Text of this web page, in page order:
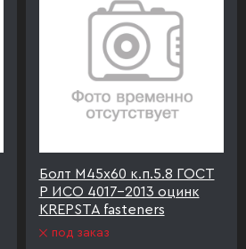
Болт М45х60 к.п.5.8 ГОСТ
Р ИСО 4017-2013 оцинк
KREPSTA fasteners
под заказ